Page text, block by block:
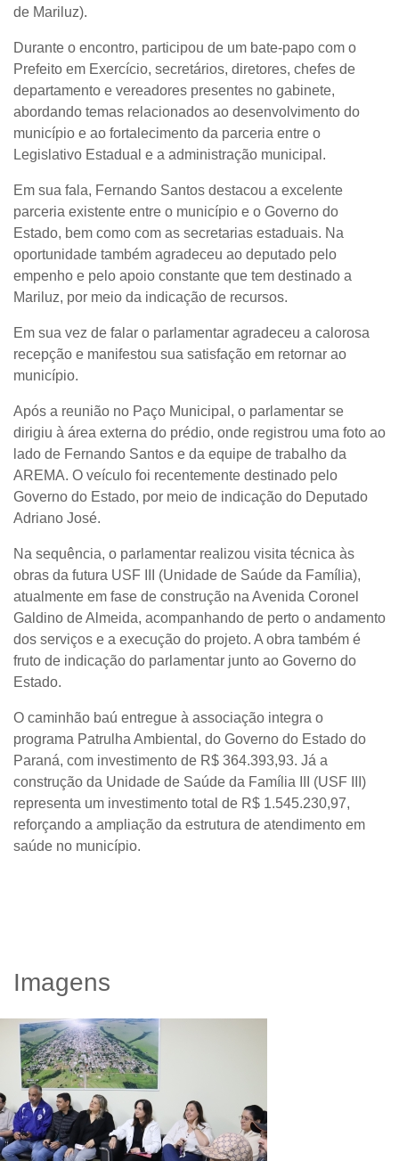
de Mariluz).
Durante o encontro, participou de um bate-papo com o
Prefeito em Exercício, secretários, diretores, chefes de
departamento e vereadores presentes no gabinete,
abordando temas relacionados ao desenvolvimento do
município e ao fortalecimento da parceria entre o
Legislativo Estadual e a administração municipal.
Em sua fala, Fernando Santos destacou a excelente
parceria existente entre o município e o Governo do
Estado, bem como com as secretarias estaduais. Na
oportunidade também agradeceu ao deputado pelo
empenho e pelo apoio constante que tem destinado a
Mariluz, por meio da indicação de recursos.
Em sua vez de falar o parlamentar agradeceu a calorosa
recepção e manifestou sua satisfação em retornar ao
município.
Após a reunião no Paço Municipal, o parlamentar se
dirigiu à área externa do prédio, onde registrou uma foto ao
lado de Fernando Santos e da equipe de trabalho da
AREMA. O veículo foi recentemente destinado pelo
Governo do Estado, por meio de indicação do Deputado
Adriano José.
Na sequência, o parlamentar realizou visita técnica às
obras da futura USF III (Unidade de Saúde da Família),
atualmente em fase de construção na Avenida Coronel
Galdino de Almeida, acompanhando de perto o andamento
dos serviços e a execução do projeto. A obra também é
fruto de indicação do parlamentar junto ao Governo do
Estado.
O caminhão baú entregue à associação integra o
programa Patrulha Ambiental, do Governo do Estado do
Paraná, com investimento de R$ 364.393,93. Já a
construção da Unidade de Saúde da Família III (USF III)
representa um investimento total de R$ 1.545.230,97,
reforçando a ampliação da estrutura de atendimento em
saúde no município.
Imagens